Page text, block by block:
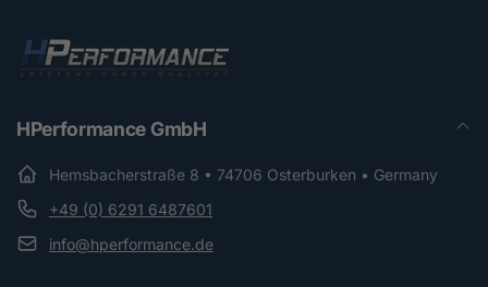
HPerformance GmbH
Hemsbacherstraße 8 • 74706 Osterburken • Germany
+49 (0) 6291 6487601
info@hperformance.de